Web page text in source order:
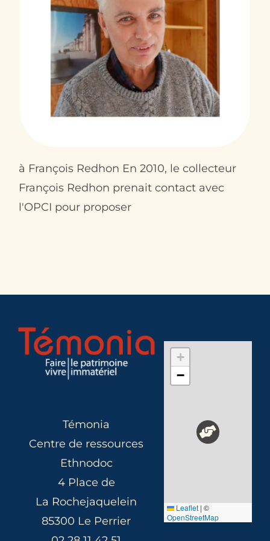
à François Redhon En 2010, le collecteur
François Redhon prenait contact avec
l'OPCI pour proposer
Témonia
Centre de ressources
Ethnodoc
4 Place de
La Rochejaquelein
85300 Le Perrier
+
−
Leaflet | ©
OpenStreetMap